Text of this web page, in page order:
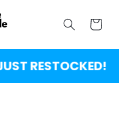
Vogn
RESTOCKED!